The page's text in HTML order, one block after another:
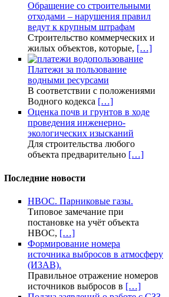
Обращение со строительными
отходами – нарушения правил
ведут к крупным штрафам
Строительство коммерческих и
жилых объектов, которые, […]
Платежи за пользование
водными ресурсами
В соответствии с положениями
Водного кодекса […]
Оценка почв и грунтов в ходе
проведения инженерно-
экологических изысканий
Для строительства любого
объекта предварительно […]
Последние новости
НВОС. Парниковые газы.
Типовое замечание при
постановке на учёт объекта
НВОС, […]
Формирование номера
источника выбросов в атмосферу
(ИЗАВ).
Правильное отражение номеров
источников выбросов в […]